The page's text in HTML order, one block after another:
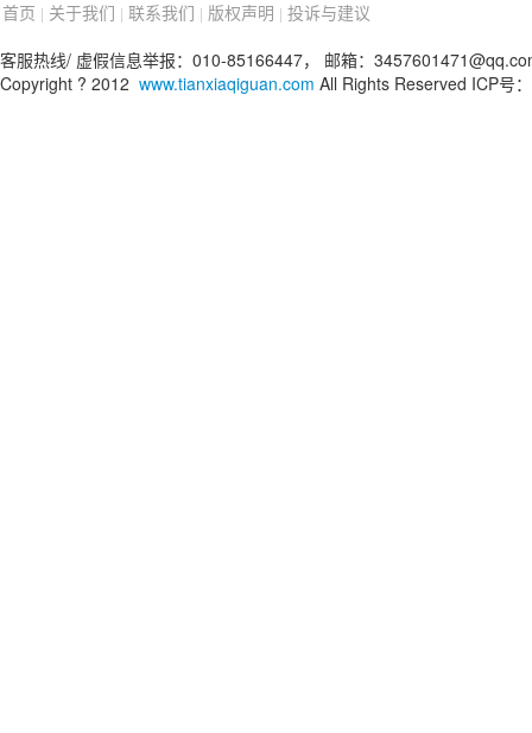
首页 | 关于我们 | 联系我们 | 版权声明 | 投诉与建议
客服热线/ 虚假信息举报：010-85166447， 邮箱：
Copyright ? 2012 www.tianxiaqiguan.com All Rights Reserved ICP号：